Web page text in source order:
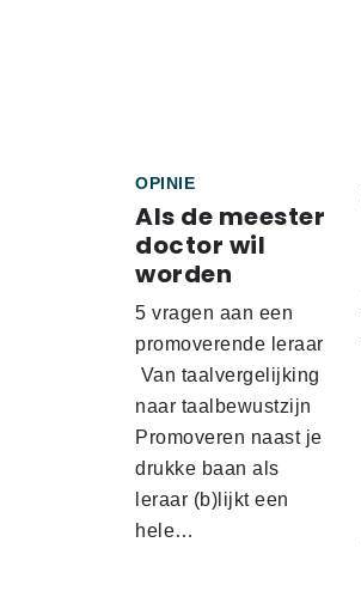
OPINIE
Als de meester
doctor wil
worden
5 vragen aan een
promoverende leraar
Van taalvergelijking
naar taalbewustzijn
Promoveren naast je
drukke baan als
leraar (b)lijkt een
hele…